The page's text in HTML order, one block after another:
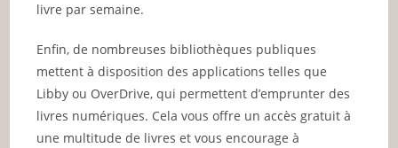
livre par semaine.
Enfin, de nombreuses bibliothèques publiques
mettent à disposition des applications telles que
Libby ou OverDrive, qui permettent d’emprunter des
livres numériques. Cela vous offre un accès gratuit à
une multitude de livres et vous encourage à